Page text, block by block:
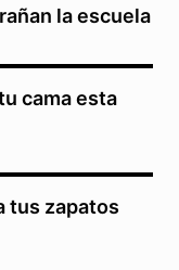
la escuela
cama esta
tus zapatos